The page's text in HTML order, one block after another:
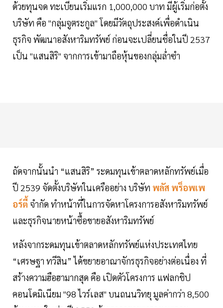
ด้วยทุนจด ทะเบียนเริ่มแรก 1,000,000 บาท มีผู้เริ่มก่อตั้ง
บริษัท คือ "กลุ่มจูตระกูล" โดยมีวัตถุประสงค์เพื่อดำเนิน
ธุรกิจ พัฒนาอสังหาริมทรัพย์ ก่อนจะเปลี่ยนชื่อในปี 2537
เป็น "แสนสิริ" จากการเข้ามาถือหุ้นของกลุ่มล่ำซำ
ถัดจากนั้นนำ “แสนสิริ” ระดมทุนเข้าตลาดหลักทรัพย์เมื่อ
ปี 2539 จัดตั้งบริษัทในเครืออย่าง บริษัท พลัส พร็อพเพ
อร์ตี้ จำกัด ทำหน้าที่ในการจัดหาโครงการอสังหาริมทรัพย์
และธุรกิจนายหน้าซื้อขายอสังหาริมทรัพย์
หลังจากระดมทุนเข้าตลาดหลักทรัพย์แห่งประเทศไทย
“เศรษฐา ทวีสิน” ได้ขยายอาณาจักรธุรกิจอย่างต่อเนื่อง ที่
สร้างความฮือฮามากสุด คือ เปิดตัวโครงการ แฟลกชิป
คอนโดมิเนียม "98 ไวร์เลส" บนถนนวิทยุ มูลค่ากว่า 8,500